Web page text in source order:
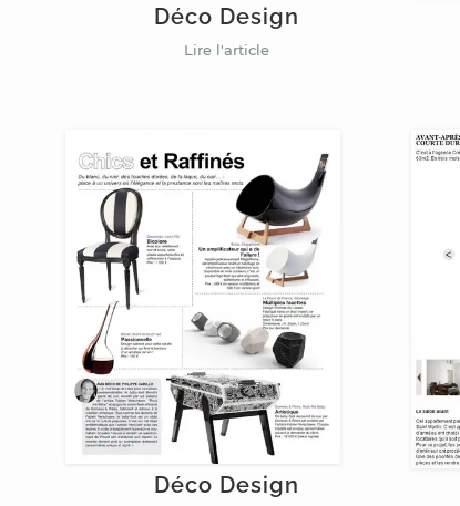
Déco Design
Lire l'article
Déco Design